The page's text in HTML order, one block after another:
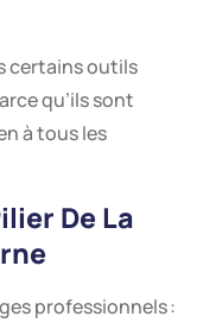
certains outils
qu’ils sont
à tous les
De La
professionnels :